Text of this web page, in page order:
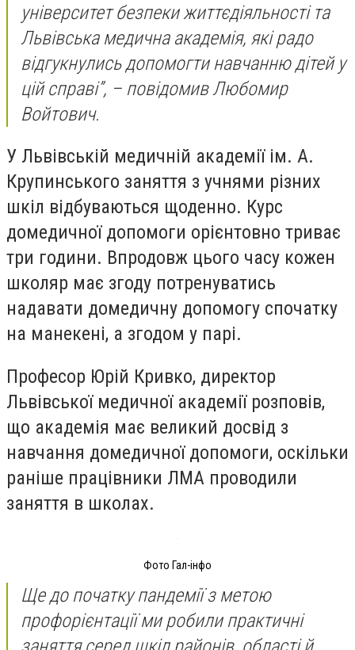
університет безпеки життєдіяльності та
Львівська медична академія, які радо
відгукнулись допомогти навчанню дітей у
цій справі”, – повідомив Любомир
Войтович.
У Львівській медичній академії ім. А.
Крупинського заняття з учнями різних
шкіл відбуваються щоденно. Курс
домедичної допомоги орієнтовно триває
три години. Впродовж цього часу кожен
школяр має згоду потренуватись
надавати домедичну допомогу спочатку
на манекені, а згодом у парі.
Професор Юрій Кривко, директор
Львівської медичної академії розповів,
що академія має великий досвід з
навчання домедичної допомоги, оскільки
раніше працівники ЛМА проводили
заняття в школах.
Фото Гал-інфо
Ще до початку пандемії з метою
профорієнтації ми робили практичні